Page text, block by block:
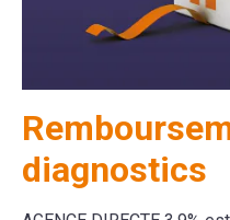
diagnostics